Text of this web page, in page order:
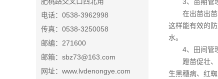
电话：0538-3962998
传真：0538-3250058
邮编：271600
邮箱：sbz73@163.com
网址：www.lvdenongye.com
在出苗出
这样能有效的
水。
4、田间管
蹬苗促壮
生黑穗病、红